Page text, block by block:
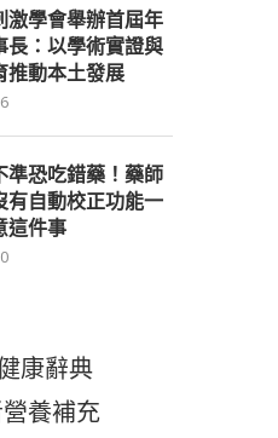
激學會舉辦首屆年
：以學術實證與
推動本土發展
準恐吃錯藥！藥師
有自動校正功能一
這件事
康辭典
養補充